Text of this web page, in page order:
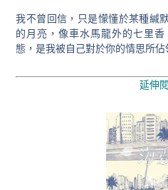
我不曾回信，只是懞懂於某種緘
的月亮，像車水馬龍外的七里
態，是我被自己對於你的情思所佔
延伸